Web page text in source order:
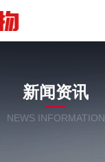
新闻资讯
NEWS INFORMATION